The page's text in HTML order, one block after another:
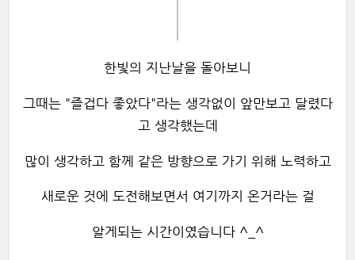
한빛의 지난날을 돌아보니
그때는 "즐겁다 좋았다"라는 생각없이 앞만보고 달렸다
고 생각했는데
많이 생각하고 함께 같은 방향으로 가기 위해 노력하고
새로운 것에 도전해보면서 여기까지 온거라는 걸
알게되는 시간이였습니다 ^_^